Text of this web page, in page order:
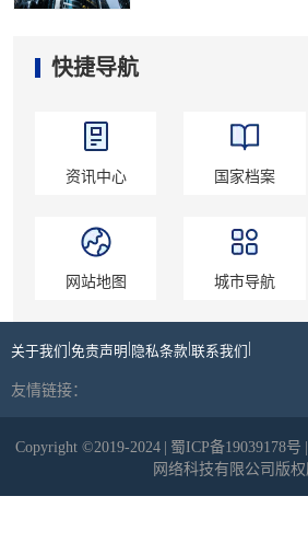
快捷导航
资讯中心 国家档案
网站地图 城市导航
关于我们 |免责声明 | 隐私条款|联系我们 |
友情链接：
Copyright ©2019-2024 | 蜀ICP备19039178号 |
网络科技有限公司版